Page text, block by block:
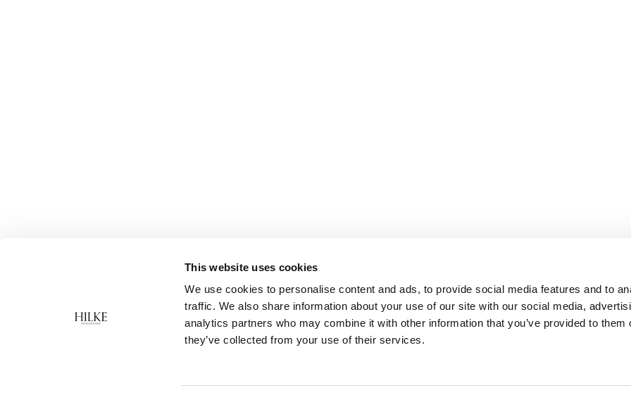
This website uses cookies
We use cookies to personalise content and ads, to provide social media features and to
traffic. We also share information about your use of our site with our social media,
analytics partners who may combine it with other information that you’ve provided to them
they’ve collected from your use of their services.